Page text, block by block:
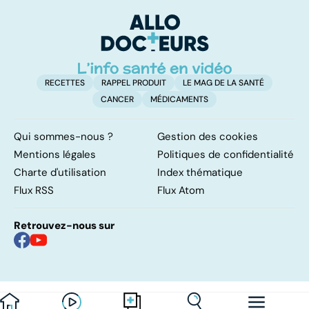
levée de
l'anonymat
RECETTES RAPPEL PRODUIT
LE MAG DE LA SANTÉ
CANCER
MÉDICAMENTS
Qui sommes-nous ?
Gestion des cookies
Mentions légales
Politiques de confidentialité
Charte d'utilisation
Index thématique
Flux RSS
Flux Atom
Retrouvez-nous sur